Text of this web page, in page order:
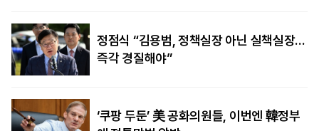
정점식 “김용범, 정책실장 아닌 실책실장…
즉각 경질해야”
‘쿠팡 두둔’ 美 공화의원들, 이번엔 韓정부